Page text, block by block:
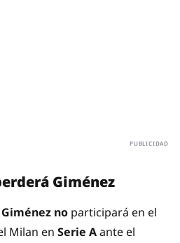
Giménez
no participará en el
Milan en Serie Aante el